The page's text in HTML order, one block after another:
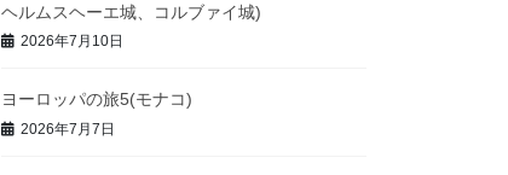
ヘルムスヘーエ城、コルブァイ城)
2026年7月10日
ヨーロッパの旅5(モナコ)
2026年7月7日